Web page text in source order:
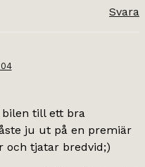
Svara
bilen till ett bra
ju ut på en premiär
och tjatar bredvid;)